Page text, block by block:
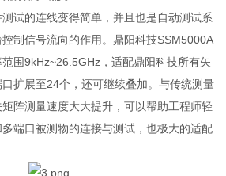
试的连线变得简单，并且也是自动测试系
制信号流向的作用。鼎阳科技SSM5000A
范围9kHz~26.5GHz ，适配鼎阳科技所有矢
扩展至24个，还可继续叠加。与传统测量
阵测量速度大大提升，可以帮助工程师轻
端口被测物的连接与测试，也极大的适配